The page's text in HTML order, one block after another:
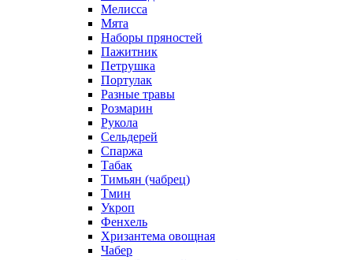
Мелисса
Мята
Наборы пряностей
Пажитник
Петрушка
Портулак
Разные травы
Розмарин
Рукола
Сельдерей
Спаржа
Табак
Тимьян (чабрец)
Тмин
Укроп
Фенхель
Хризантема овощная
Чабер